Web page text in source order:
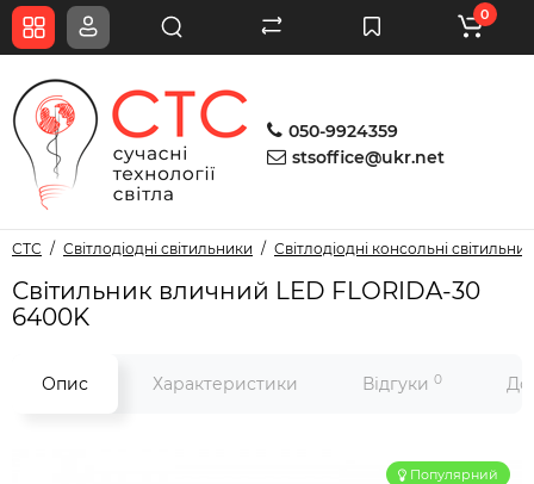
050-9924359
stsoffice@ukr.net
0
СТС Світлодіодні світильники Світлодіодні консольні
Світильник вличний LED FLORIDA-30
6400K
Опис Характеристики Відгуки 0
Популярний